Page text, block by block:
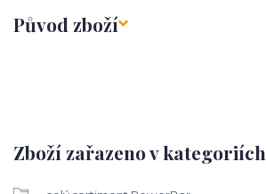
Původ zboží
Zboží zařazeno v kategoriích